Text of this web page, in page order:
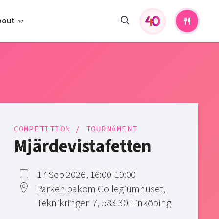
COMPETITION / TOURNAMENT
Mjärdevistafetten
17 Sep 2026, 16:00-19:00
Parken bakom Collegiumhuset,
Teknikringen 7, 583 30 Linköping